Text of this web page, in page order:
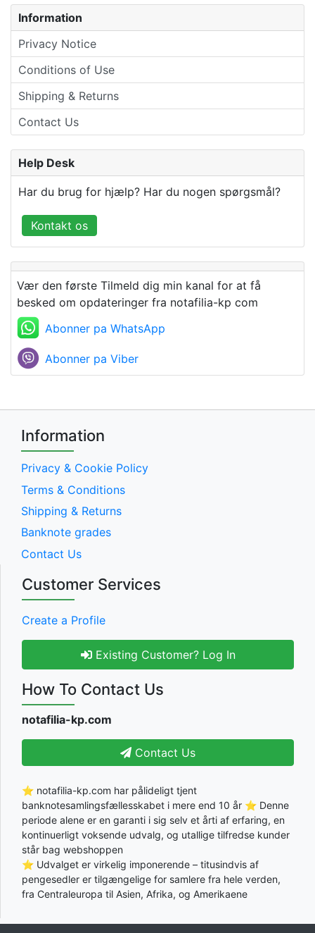
Information
Privacy Notice
Conditions of Use
Shipping & Returns
Contact Us
Help Desk
Har du brug for hjælp? Har du nogen spørgsmål?
Kontakt os
Vær den første Tilmeld dig min kanal for at få
besked om opdateringer fra notafilia-kp com
Abonner pa WhatsApp
Abonner pa Viber
Information
Privacy & Cookie Policy
Terms & Conditions
Shipping & Returns
Banknote grades
Contact Us
Customer Services
Create a Profile
Existing Customer? Log In
How To Contact Us
notafilia-kp.com
Contact Us
⭐ notafilia-kp.com har pålideligt tjent
banknotesamlingsfællesskabet i mere end 10 år ⭐ Denne
periode alene er en garanti i sig selv et årti af erfaring, en
kontinuerligt voksende udvalg, og utallige tilfredse kunder
står bag webshoppen
⭐ Udvalget er virkelig imponerende – titusindvis af
pengesedler er tilgængelige for samlere fra hele verden,
fra Centraleuropa til Asien, Afrika, og Amerikaene